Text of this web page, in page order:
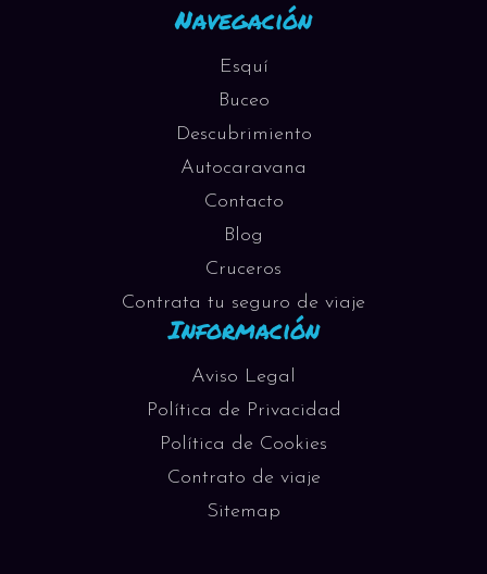
Navegación
Esquí
Buceo
Descubrimiento
Autocaravana
Contacto
Blog
Cruceros
Contrata tu seguro de viaje
Información
Aviso Legal
Política de Privacidad
Política de Cookies
Contrato de viaje
Sitemap